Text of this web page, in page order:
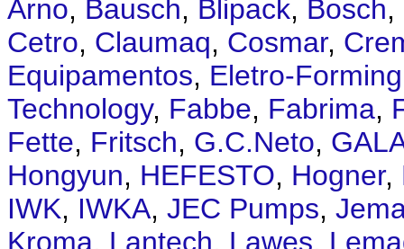
Arno, Bausch, Blipack, Bosch,
Cetro, Claumaq, Cosmar,
Equipamentos, Eletro-Forming
Technology, Fabbe, Fabrima,
Fette, Fritsch, G.C.Neto,
Hongyun, HEFESTO, Hogner,
IWK, IWKA, JEC Pumps,
Kroma, Lantech, Lawes,